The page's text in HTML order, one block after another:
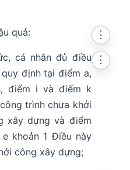
quả:
⋮
cá nhân đủ điều
định tại điểm a,
điểm i và điểm k
trình chưa khởi
xây dựng và điểm
khoản 1 Điều này
công xây dựng;
⋮